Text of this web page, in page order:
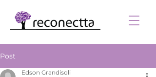
Post
Edson Grandisoli